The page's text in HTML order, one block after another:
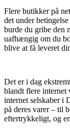
Flere butikker på
det under
burde du gribe den
uafhængig om du
blive at få leveret
Det er i dag
blandt flere internet
internet selskaber i
på deres varer – til
eftertrykkeligt, og